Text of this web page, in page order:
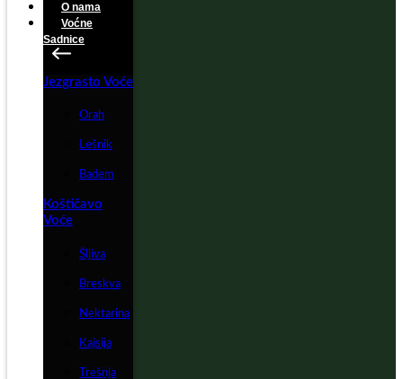
O nama
Voćne
Sadnice
Jezgrasto Voće
Orah
Lešnik
Badem
Koštičavo
Voće
Šljiva
Breskva
Nektarina
Kajsija
Trešnja